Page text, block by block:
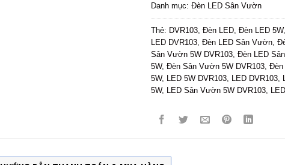
Danh mục: Đèn LED Sân Vườn
Thẻ: DVR103, Đèn LED, Đèn LED 5W,
LED DVR103, Đèn LED Sân Vườn,
Sân Vườn 5W DVR103, Đèn LED
5W, Đèn Sân Vườn 5W DVR103, Đèn
5W, LED 5W DVR103, LED DVR103,
5W, LED Sân Vườn 5W DVR103,